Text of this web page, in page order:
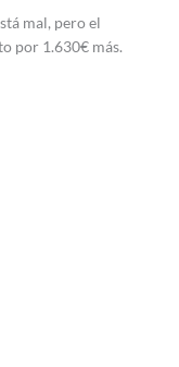
mal, pero el
por 1.630€ más.